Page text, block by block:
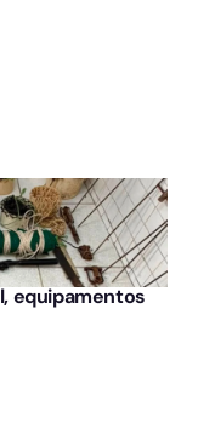
equipamentos